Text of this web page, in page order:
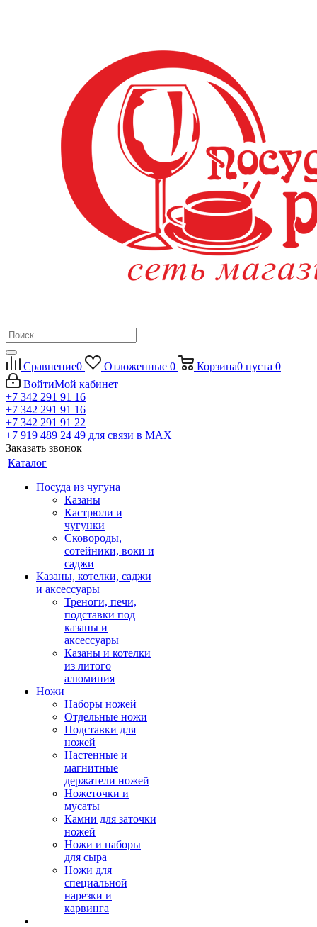
Сравнение0 Отложенные 0 Корзина0 пуста 0
ВойтиМой кабинет
+7 342 291 91 16
+7 342 291 91 16
+7 342 291 91 22
+7 919 489 24 49 для связи в МАХ
Заказать звонок
Каталог
Посуда из чугуна
Казаны
Кастрюли и
чугунки
Сковороды,
сотейники, воки и
саджи
Казаны, котелки, саджи
и аксессуары
Треноги, печи,
подставки под
казаны и
аксессуары
Казаны и котелки
из литого
алюминия
Ножи
Наборы ножей
Отдельные ножи
Подставки для
ножей
Настенные и
магнитные
держатели ножей
Ножеточки и
мусаты
Камни для заточки
ножей
Ножи и наборы
для сыра
Ножи для
специальной
нарезки и
карвинга